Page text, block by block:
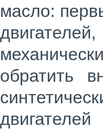
масло:
обратить